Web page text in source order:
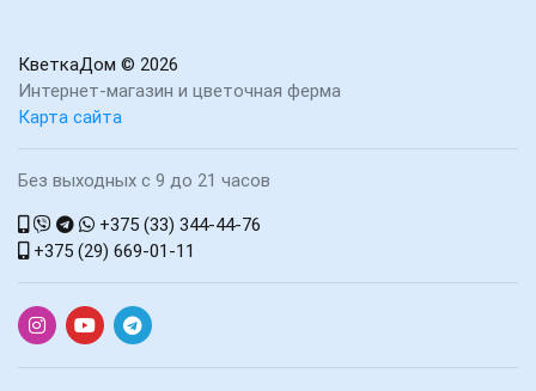
КветкаДом © 2026
Интернет-магазин и цветочная ферма
Карта сайта
Без выходных с 9 до 21 часов
+375 (33) 344-44-76
+375 (29) 669-01-11